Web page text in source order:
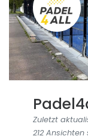
Turniere
International
Playtomic
Männer
Frauen
Zuletzt
212